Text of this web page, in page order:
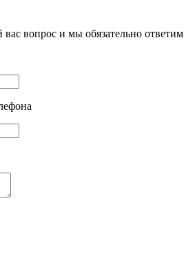
вопрос и мы обязательно ответим